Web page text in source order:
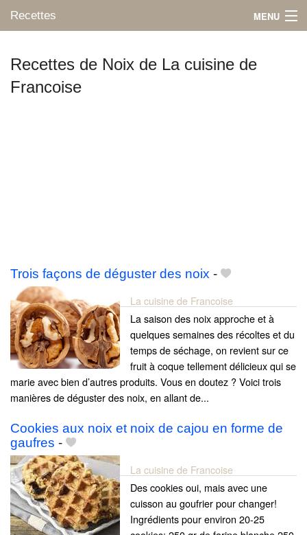
Recettes MENU
Mes blogs préférés
Recettes de Noix de La cuisine de
Francoise
Trois façons de déguster des noix -
La cuisine de Francoise
La saison des noix approche et à
quelques semaines des récoltes et du
temps de séchage, on revient sur ce
fruit à coque tellement délicieux qui se
marie avec bien d’autres produits. Vous en doutez ? Voici trois
manières de déguster des noix, en allant de...
Cookies aux noix et noix de cajou en forme de
gaufres -
La cuisine de Francoise
Des cookies oui, mais avec une
cuisson au goufrier pour changer!
Ingrédients pour environ 20-25